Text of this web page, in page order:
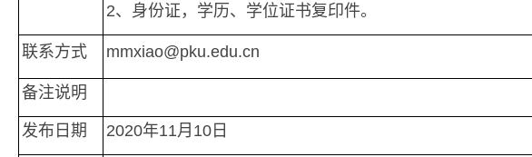
2、身份证，学历、学位证书复印件。
联系方式 mmxiao@pku.edu.cn
备注说明
发布日期 2020年11月10日